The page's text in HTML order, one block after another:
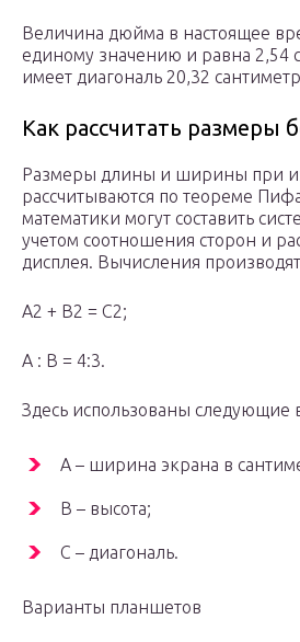
Величина дюйма в настоящее
единому значению и равна 2,54
имеет диагональ 20,32
Как рассчитать размеры
Размеры длины и ширины при
рассчитываются по теореме
математики могут составить
учетом соотношения сторон и
дисплея. Вычисления
A2 + B2 = C2;
A : B = 4:3.
Здесь использованы следующие
A – ширина экрана в
B – высота;
C – диагональ.
Варианты планшетов